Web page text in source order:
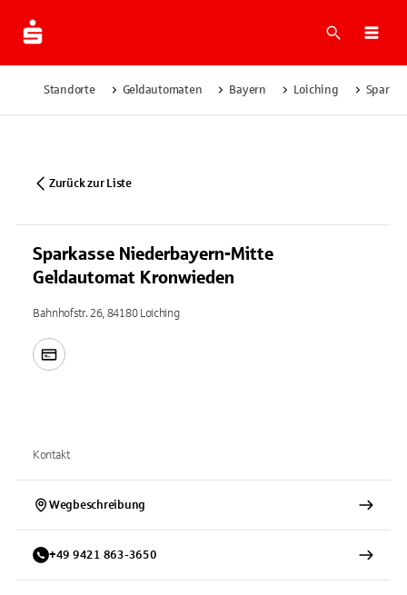
Suche
Standorte Geldautomaten Bayern Loiching
Zurück zur Liste
Sparkasse Niederbayern-Mitte
Geldautomat Kronwieden
Bahnhofstr. 26, 84180 Loiching
Kontakt
Wegbeschreibung
+49 9421 863-3650